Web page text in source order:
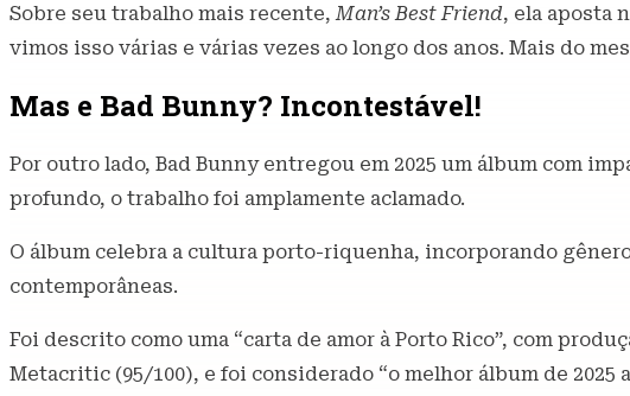
Sobre seu trabalho mais recente, Man’s Best Friend, ela aposta
vimos isso várias e várias vezes ao longo dos anos. Mais do
Mas e Bad Bunny? Incontestável!
Por outro lado, Bad Bunny entregou em 2025 um álbum com
profundo, o trabalho foi amplamente aclamado.
O álbum celebra a cultura porto-riquenha, incorporando
contemporâneas.
Foi descrito como uma “carta de amor à Porto Rico”, com
Metacritic (95/100), e foi considerado “o melhor álbum de 2025